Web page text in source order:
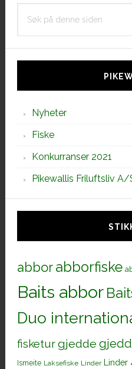
Nyheter
Fiske
Konkurranser 2021
Pikewallis Friluftsliv A/
abborabborfiske
Baits abbor
Duo
fisketurgjedde
Ismeite Laksefiske Linder Linder